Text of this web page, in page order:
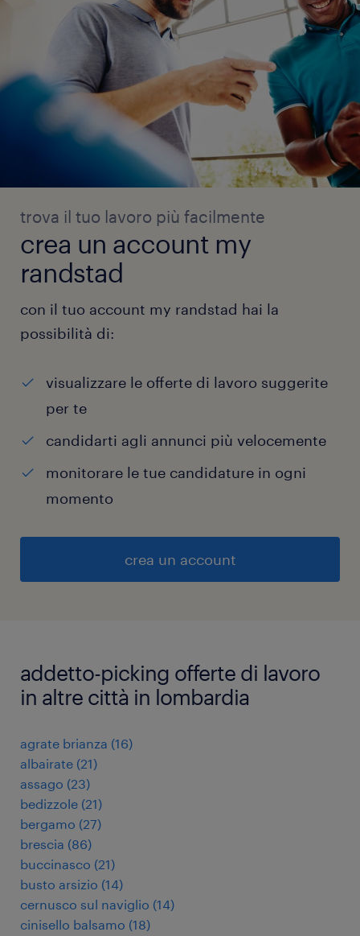
trova il tuo lavoro più facilmente
crea un account my
randstad
con il tuo account my randstad hai la
possibilità di:
visualizzare le offerte di lavoro suggerite
per te
candidarti agli annunci più velocemente
monitorare le tue candidature in ogni
momento
crea un account
addetto-picking offerte di lavoro
in altre città in lombardia
agrate brianza (16)
albairate (21)
assago (23)
bedizzole (21)
bergamo (27)
brescia (86)
buccinasco (21)
busto arsizio (14)
cernusco sul naviglio (14)
cinisello balsamo (18)